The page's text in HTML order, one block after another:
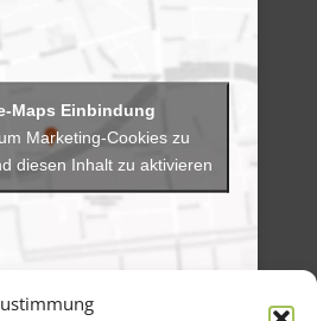
Marketing-Cookies zu
diesen Inhalt zu aktivieren